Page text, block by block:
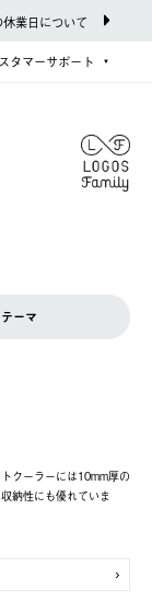
業日について
タマーサポート
テーマ
クーラーには10mm厚の
納性にも優れていま